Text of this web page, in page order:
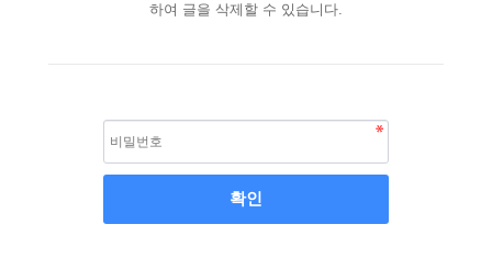
하여 글을 삭제할 수 있습니다.